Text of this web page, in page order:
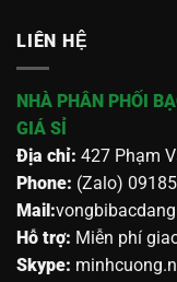
LIÊN HỆ
NHÀ PHÂN PHỐI
GIÁ SỈ
Địa chỉ: 427 Phạm
Phone: (Zalo)
Mail:
Hỗ trợ: Miễn phí
Skype: